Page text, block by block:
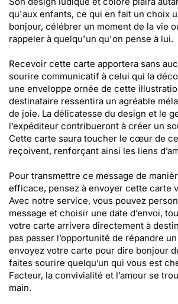
qu'aux enfants, ce qui en fait un choix
bonjour, célébrer un moment de la vie
rappeler à quelqu'un qu'on pense à lui.
Recevoir cette carte apportera sans
sourire communicatif à celui qui la
une enveloppe ornée de cette
destinataire ressentira un agréable
de joie. La délicatesse du design et le
l’expéditeur contribueront à créer un
Cette carte saura toucher le cœur de
reçoivent, renforçant ainsi les liens
Pour transmettre ce message de
efficace, pensez à envoyer cette carte
Avec notre service, vous pouvez
message et choisir une date d’envoi,
votre carte arrivera directement à
pas passer l’opportunité de répandre
envoyez votre carte pour dire bonjour
faites sourire quelqu’un qui vous est
Facteur, la convivialité et l’amour se
main.